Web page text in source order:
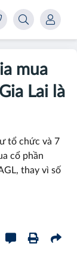
mua
Lai là
tổ chức và 7
cổ phần
thay vì số